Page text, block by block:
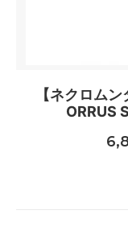
【ネクロム
ORRUS